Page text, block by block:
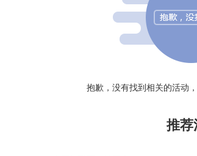
抱歉，没有找到相关的活动
推荐